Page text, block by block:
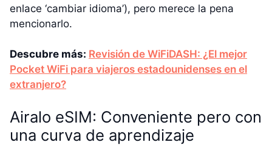
enlace ‘cambiar idioma’), pero merece la pena
mencionarlo.
Descubre más: Revisión de WiFiDASH: ¿El mejor
Pocket WiFi para viajeros estadounidenses en el
extranjero?
Airalo eSIM: Conveniente pero con
una curva de aprendizaje